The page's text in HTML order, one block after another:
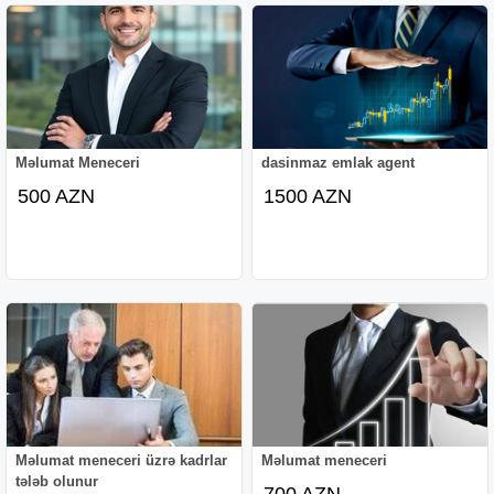
Məlumat Meneceri
500 AZN
dasinmaz emlak agent
1500 AZN
Məlumat meneceri üzrə kadrlar
tələb olunur
Məlumat meneceri